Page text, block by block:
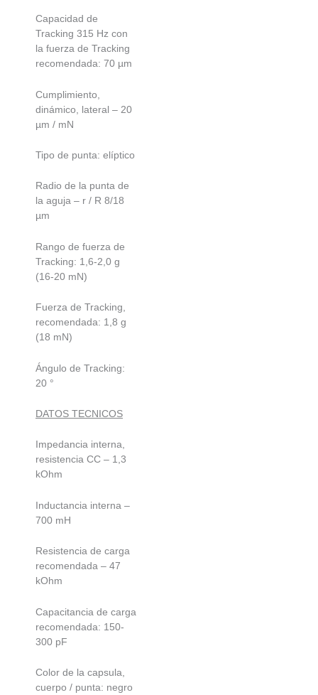
Capacidad de
Tracking 315 Hz con
la fuerza de Tracking
recomendada: 70 µm
Cumplimiento,
dinámico, lateral – 20
µm / mN
Tipo de punta: elíptico
Radio de la punta de
la aguja – r / R 8/18
µm
Rango de fuerza de
Tracking: 1,6-2,0 g
(16-20 mN)
Fuerza de Tracking,
recomendada: 1,8 g
(18 mN)
Ángulo de Tracking:
20 °
DATOS TECNICOS
Impedancia interna,
resistencia CC – 1,3
kOhm
Inductancia interna –
700 mH
Resistencia de carga
recomendada – 47
kOhm
Capacitancia de carga
recomendada: 150-
300 pF
Color de la capsula,
cuerpo / punta: negro